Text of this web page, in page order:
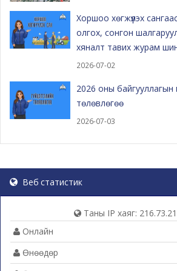
Хоршоо хөгжүүлэх
олгох, сонгон
хяналт тавих журам
2026-07-02
2026 оны байгууллагын
төлөвлөгөө
2026-07-03
Веб статистик
Таны IP хаяг:
Онлайн
Өнөөдөр